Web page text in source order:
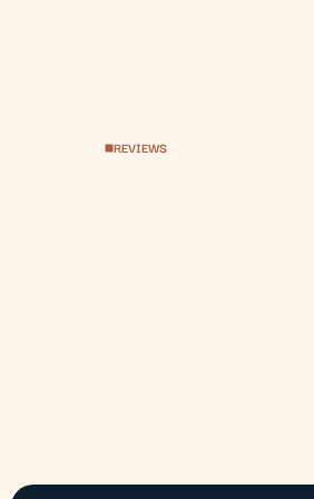
REVIEWS